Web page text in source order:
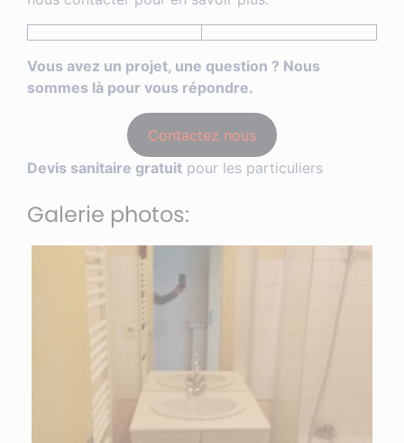
Vous avez un projet, une question ? Nous
sommes là pour vous répondre.
Contactez nous
Devis sanitaire gratuit pour les particuliers
Galerie photos: